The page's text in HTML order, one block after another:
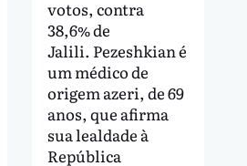
votos, contra
38,6% de
Jalili. Pezeshkian é
um médico de
origem azeri, de 69
anos, que afirma
sua lealdade à
República